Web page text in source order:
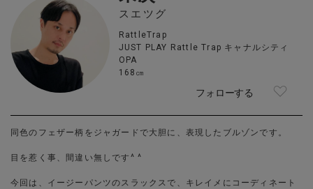
スエツグ
RattleTrap
JUST PLAY Rattle Trap キャナルシティ
OPA
168㎝
フォローする
同色のフェザー柄をジャガードで大胆に、表現したブルゾンです。
目を惹く事、間違い無しです^ ^
今回は、イージーパンツのスラックスで、キレイメにコーディネート